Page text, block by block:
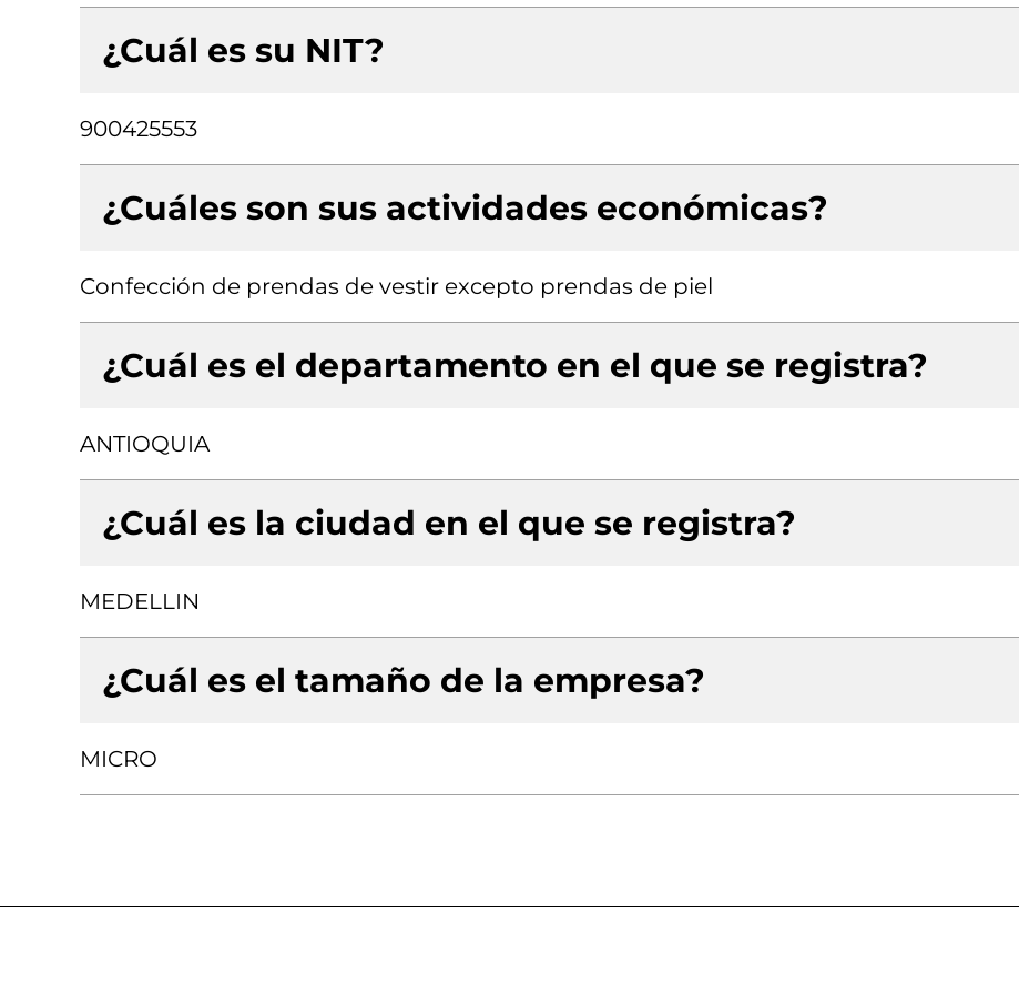
¿Cuál es su NIT?
900425553
¿Cuáles son sus actividades económicas?
Confección de prendas de vestir excepto prendas de piel
¿Cuál es el departamento en el que se registra?
ANTIOQUIA
¿Cuál es la ciudad en el que se registra?
MEDELLIN
¿Cuál es el tamaño de la empresa?
MICRO